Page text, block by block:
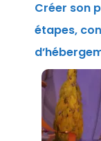
Créer son
étapes,